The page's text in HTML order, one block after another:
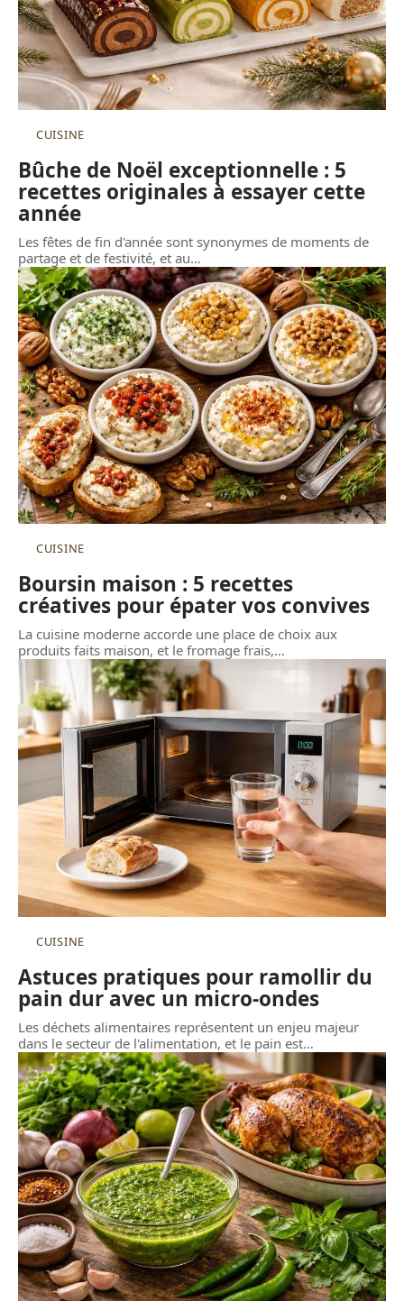
CUISINE
Bûche de Noël exceptionnelle : 5
recettes originales à essayer cette
année
Les fêtes de fin d'année sont synonymes de moments de
partage et de festivité, et au…
CUISINE
Boursin maison : 5 recettes
créatives pour épater vos convives
La cuisine moderne accorde une place de choix aux
produits faits maison, et le fromage frais,…
CUISINE
Astuces pratiques pour ramollir du
pain dur avec un micro-ondes
Les déchets alimentaires représentent un enjeu majeur
dans le secteur de l'alimentation, et le pain est…